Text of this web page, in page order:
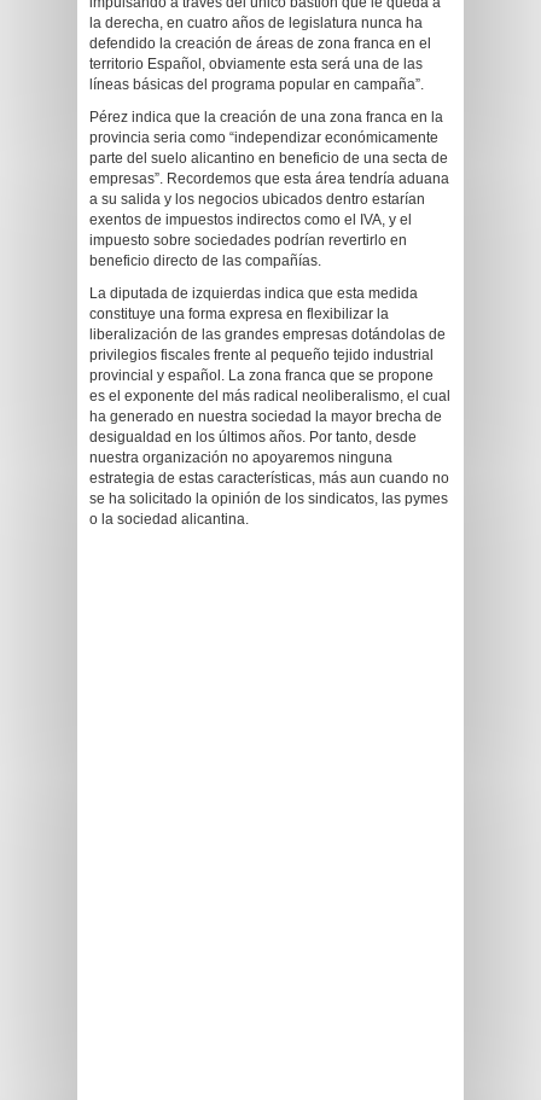
la derecha, en cuatro años de legislatura nunca ha
defendido la creación de áreas de zona franca en el
territorio Español, obviamente esta será una de las
líneas básicas del programa popular en campaña”.
Pérez indica que la creación de una zona franca en la
provincia seria como “independizar económicamente
parte del suelo alicantino en beneficio de una secta de
empresas”. Recordemos que esta área tendría aduana
a su salida y los negocios ubicados dentro estarían
exentos de impuestos indirectos como el IVA, y el
impuesto sobre sociedades podrían revertirlo en
beneficio directo de las compañías.
La diputada de izquierdas indica que esta medida
constituye una forma expresa en flexibilizar la
liberalización de las grandes empresas dotándolas de
privilegios fiscales frente al pequeño tejido industrial
provincial y español. La zona franca que se propone
es el exponente del más radical neoliberalismo, el cual
ha generado en nuestra sociedad la mayor brecha de
desigualdad en los últimos años. Por tanto, desde
nuestra organización no apoyaremos ninguna
estrategia de estas características, más aun cuando no
se ha solicitado la opinión de los sindicatos, las pymes
o la sociedad alicantina.